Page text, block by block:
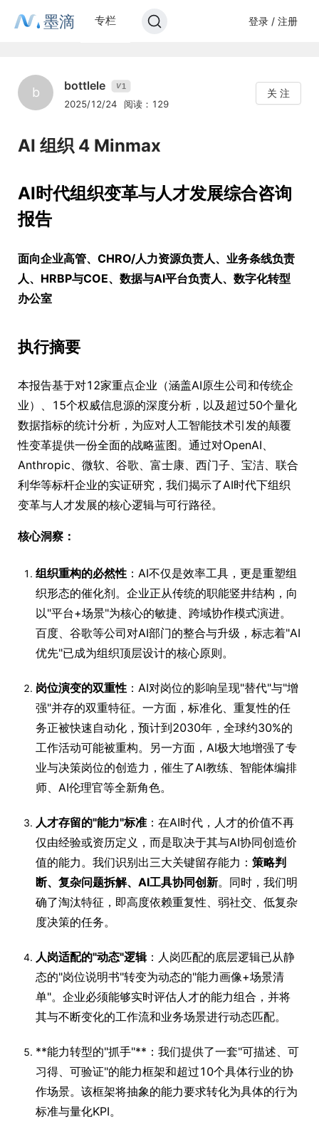
墨滴 专栏 登录 / 注册
b bottlele V1
2025/12/24 阅读：129
关 注
AI 组织 4 Minmax
AI时代组织变革与人才发展综合咨询
报告
面向企业高管、CHRO/人力资源负责人、业务条线负责
人、HRBP与COE、数据与AI平台负责人、数字化转型
办公室
执行摘要
本报告基于对12家重点企业（涵盖AI原生公司和传统企
业）、15个权威信息源的深度分析，以及超过50个量化
数据指标的统计分析，为应对人工智能技术引发的颠覆
性变革提供一份全面的战略蓝图。通过对OpenAI、
Anthropic、微软、谷歌、富士康、西门子、宝洁、联合
利华等标杆企业的实证研究，我们揭示了AI时代下组织
变革与人才发展的核心逻辑与可行路径。
核心洞察：
组织重构的必然性 ：AI不仅是效率工具，更是重塑组
织形态的催化剂。企业正从传统的职能竖井结构，向
以"平台+场景"为核心的敏捷、跨域协作模式演进。
百度、谷歌等公司对AI部门的整合与升级，标志着"AI
优先"已成为组织顶层设计的核心原则。
岗位演变的双重性 ：AI对岗位的影响呈现"替代"与"增
强"并存的双重特征。一方面，标准化、重复性的任
务正被快速自动化，预计到2030年，全球约30%的
工作活动可能被重构。另一方面，AI极大地增强了专
业与决策岗位的创造力，催生了AI教练、智能体编排
师、AI伦理官等全新角色。
人才存留的"能力"标准 ：在AI时代，人才的价值不再
仅由经验或资历定义，而是取决于其与AI协同创造价
值的能力。我们识别出三大关键留存能力： 策略判
断、复杂问题拆解、AI工具协同创新。同时，我们明
确了淘汰特征，即高度依赖重复性、弱社交、低复杂
度决策的任务。
人岗适配的"动态"逻辑：人岗匹配的底层逻辑已从静
态的"岗位说明书"转变为动态的"能力画像+场景清
单"。企业必须能够实时评估人才的能力组合，并将
其与不断变化的工作流和业务场景进行动态匹配。
**能力转型的"抓手"**：我们提供了一套"可描述、可
习得、可验证"的能力框架和超过10个具体行业的协
作场景。该框架将抽象的能力要求转化为具体的行为
标准与量化KPI。